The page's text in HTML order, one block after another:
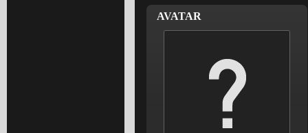
AVATAR